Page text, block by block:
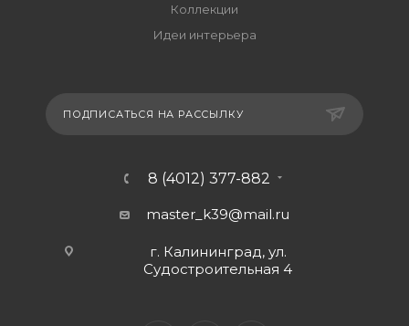
Коллекции
Идеи интерьера
ПОДПИСАТЬСЯ НА РАССЫЛКУ
8 (4012) 377-882
master_k39@mail.ru
г. Калининград, ул.
Судостроительная 4